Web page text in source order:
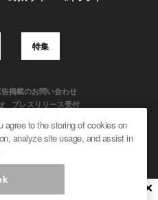
特集
告掲載のお問い合わせ
プレスリリース受付
Inc. All Rights Reserved
×
agree to the storing of cookies on
analyze site usage, and assist in